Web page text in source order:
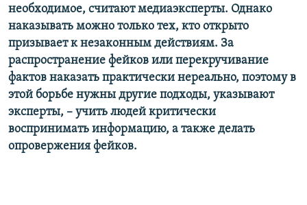
Усі сайти RFE/RL
необходимое, считают медиаэксперты. Однако
наказывать можно только тех, кто открыто
призывает к незаконным действиям. За
распространение фейков или перекручивание
фактов наказать практически нереально, поэтому в
этой борьбе нужны другие подходы, указывают
эксперты, – учить людей критически
воспринимать информацию, а также делать
опровержения фейков.